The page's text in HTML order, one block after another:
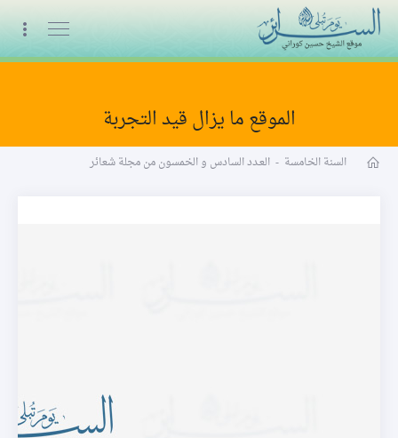
البث المباشر
الموقع ما يزال قيد التجربة
السنة الخامسة - العـدد السادس و الخمسون من مجلة شعائر